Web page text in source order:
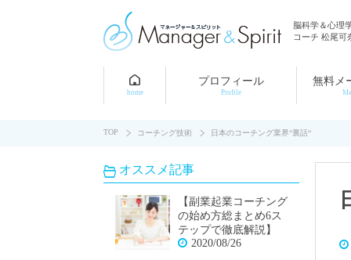
脳科学＆心理
コーチ 松尾可
home
プロフィール
Profile
無料メ
TOP コーチング技術 日本のコーチング業界“裏話“
オススメ記事
【副業起業コーチング
の始め方総まとめ6ス
テップで徹底解説】
2020/08/26